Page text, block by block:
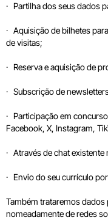
· Partilha dos seus dados
· Aquisição de bilhetes
de visitas;
· Reserva e aquisição de
· Subscrição de
· Participação em
Facebook, X, Instagram,
· Através de chat
· Envio do seu currículo
Também trataremos
nomeadamente de redes